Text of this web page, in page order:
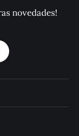
novedades!